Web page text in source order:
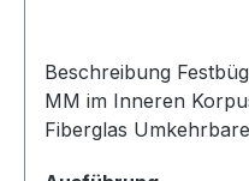
Beschreibung Festbügel aus Temperguss Modell
MM im Inneren Korpus aus Nylon verstärkt mit
Fiberglas Umkehrbare Pressflächen